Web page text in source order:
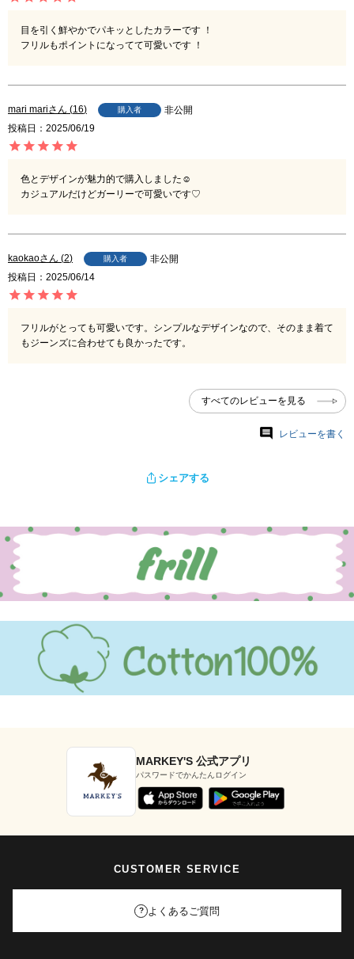
目を引く鮮やかでパキッとしたカラーです ！
フリルもポイントになってて可愛いです ！
mari mari 16 購入者
非公開
投稿日
2025/06/19
色とデザインが魅力的で購入しました☺︎
カジュアルだけどガーリーで可愛いです♡
kaokao 2 購入者
非公開
投稿日
2025/06/14
フリルがとっても可愛いです。シンプルなデザインなので、そのまま着て
もジーンズに合わせても良かったです。
すべてのレビューを見る
レビューを書く
シェアする
MARKEY'S 公式アプリ
パスワードでかんたんログイン
CUSTOMER SERVICE
? よくあるご質問